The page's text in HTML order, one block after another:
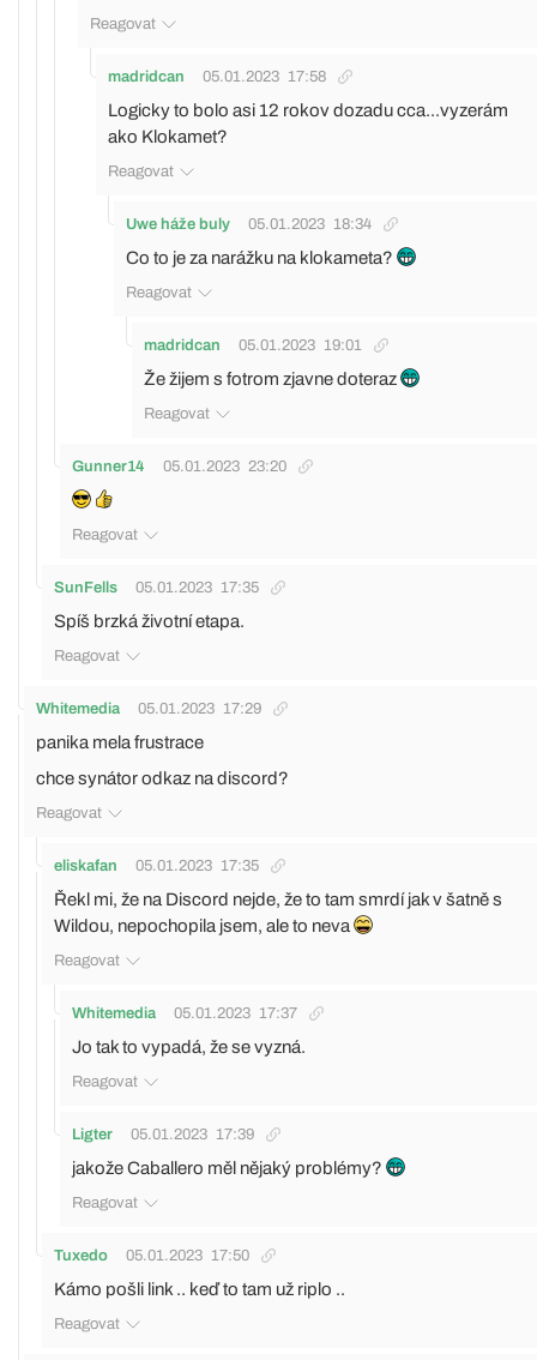
Reagovat
madridcan 05.01.2023 17:58
Logicky to bolo asi 12 rokov dozadu cca...vyzerám
ako Klokamet?
Reagovat
Uwe háže buly 05.01.2023 18:34
Co to je za narážku na klokameta?
Reagovat
madridcan 05.01.2023 19:01
Že žijem s fotrom zjavne doteraz
Reagovat
Gunner14 05.01.2023 23:20
Reagovat
SunFells 05.01.2023 17:35
Spíš brzká životní etapa.
Reagovat
Whitemedia 05.01.2023 17:29
panika mela frustrace
chce synátor odkaz na discord?
Reagovat
eliskafan 05.01.2023 17:35
Řekl mi, že na Discord nejde, že to tam smrdí jak v šatně s
Wildou, nepochopila jsem, ale to neva
Reagovat
Whitemedia 05.01.2023 17:37
Jo tak to vypadá, že se vyzná.
Reagovat
Ligter 05.01.2023 17:39
jakože Caballero měl nějaký problémy?
Reagovat
Tuxedo 05.01.2023 17:50
Kámo pošli link .. keď to tam už riplo ..
Reagovat